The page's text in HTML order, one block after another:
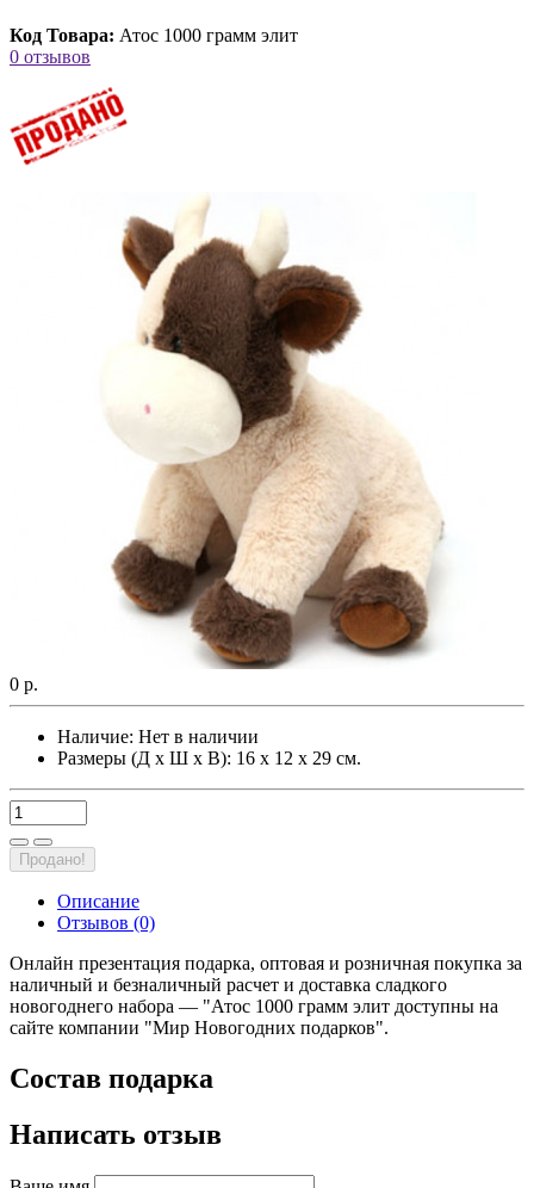
Код Товара: Атос 1000 грамм элит
0 отзывов
0 р.
Наличие: Нет в наличии
Размеры (Д х Ш х В): 16 х 12 х 29 см.
Продано!
Описание
Отзывов (0)
Онлайн презентация подарка, оптовая и розничная покупка за
наличный и безналичный расчет и доставка сладкого
новогоднего набора — "Атос 1000 грамм элит доступны на
сайте компании "Мир Новогодних подарков".
Состав подарка
Написать отзыв